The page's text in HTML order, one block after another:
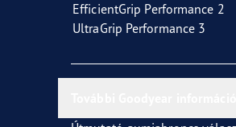
EfficientGrip Performance 2
UltraGrip Performance 3